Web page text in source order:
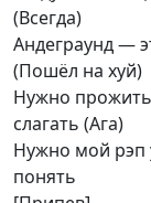
(Всегда)
Андеграунд —
(Пошёл на хуй)
Нужно
слагать (Ага)
Нужно мой рэп
понять